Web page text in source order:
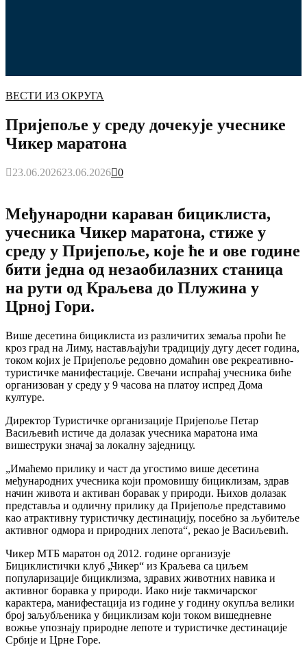
ВЕСТИ ИЗ ОКРУГА
Пријепоље у среду дочекује учеснике
Чикер маратона
23.06.202623.06.2026 0
Међународни караван бициклиста,
учесника Чикер маратона, стиже у
среду у Пријепоље, које ће и ове године
бити једна од незаобилазних станица
на рути од Краљева до Плужина у
Црној Гори.
Више десетина бициклиста из различитих земаља проћи ће
кроз град на Лиму, настављајући традицију дугу десет година,
током којих је Пријепоље редовно домаћин ове рекреативно-
туристичке манифестације. Свечани испраћај учесника биће
организован у среду у 9 часова на платоу испред Дома
културе.
Директор Туристичке организације Пријепоље Петар
Васиљевић истиче да долазак учесника маратона има
вишеструки значај за локалну заједницу.
„Имаћемо прилику и част да угостимо више десетина
међународних учесника који промовишу бициклизам, здрав
начин живота и активан боравак у природи. Њихов долазак
представља и одличну прилику да Пријепоље представимо
као атрактивну туристичку дестинацију, посебно за љубитеље
активног одмора и природних лепота“, рекао је Васиљевић.
Чикер МТБ маратон од 2012. године организује
Бициклистички клуб „Чикер“ из Краљева са циљем
популаризације бициклизма, здравих животних навика и
активног боравка у природи. Иако није такмичарског
карактера, манифестација из године у годину окупља велики
број заљубљеника у бициклизам који током вишедневне
вожње упознају природне лепоте и туристичке дестинације
Србије и Црне Горе.